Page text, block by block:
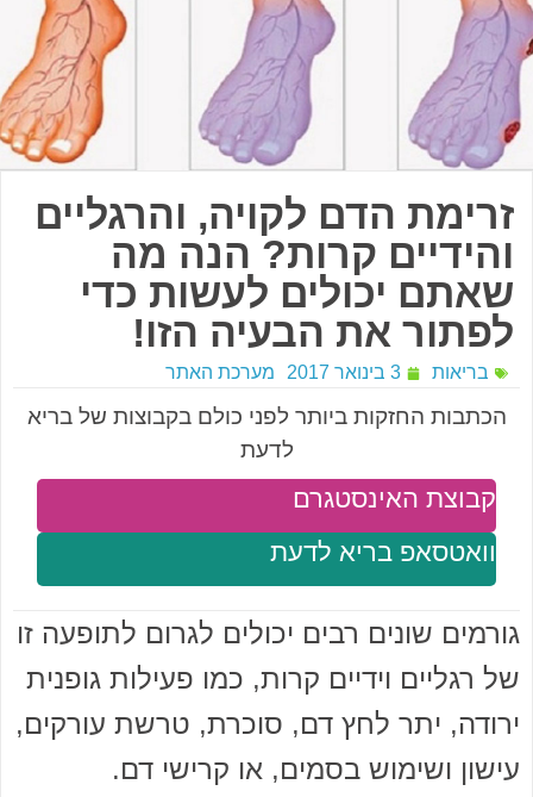
זרימת הדם לקויה, והרגליים
והידיים קרות? הנה מה
שאתם יכולים לעשות כדי
לפתור את הבעיה הזו!
בריאות 3 בינואר 2017 מערכת האתר
הכתבות החזקות ביותר לפני כולם בקבוצות של בריא
לדעת
וואטסאפ בריא לדעת
קבוצת האינסטגרם
גורמים שונים רבים יכולים לגרום לתופעה זו
של רגליים וידיים קרות, כמו פעילות גופנית
ירודה, יתר לחץ דם, סוכרת, טרשת עורקים,
עישון ושימוש בסמים, או קרישי דם.